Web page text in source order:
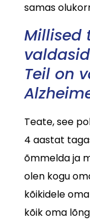
samas
Millised
Teil on
Teate, see
4 aastat
õmmelda ja
olen kogu
kõikidele
kõik oma